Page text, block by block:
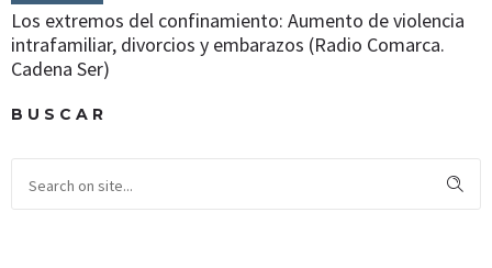
Los extremos del confinamiento: Aumento de violencia
intrafamiliar, divorcios y embarazos (Radio Comarca.
Cadena Ser)
BUSCAR